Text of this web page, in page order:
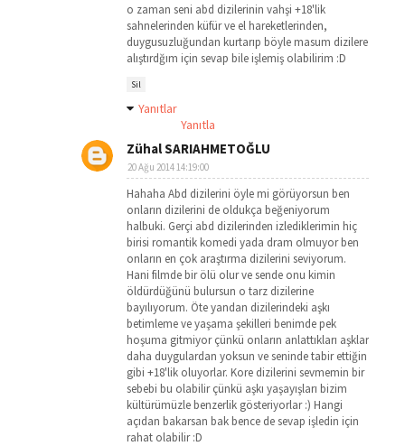
o zaman seni abd dizilerinin vahşi +18'lik
sahnelerinden küfür ve el hareketlerinden,
duygusuzluğundan kurtarıp böyle masum dizilere
alıştırdğım için sevap bile işlemiş olabilirim :D
Sil
Yanıtlar
Yanıtla
Zühal SARIAHMETOĞLU
20 Ağu 2014 14:19:00
Hahaha Abd dizilerini öyle mi görüyorsun ben
onların dizilerini de oldukça beğeniyorum
halbuki. Gerçi abd dizilerinden izlediklerimin hiç
birisi romantik komedi yada dram olmuyor ben
onların en çok araştırma dizilerini seviyorum.
Hani filmde bir ölü olur ve sende onu kimin
öldürdüğünü bulursun o tarz dizilerine
bayılıyorum. Öte yandan dizilerindeki aşkı
betimleme ve yaşama şekilleri benimde pek
hoşuma gitmiyor çünkü onların anlattıkları aşklar
daha duygulardan yoksun ve seninde tabir ettiğin
gibi +18'lik oluyorlar. Kore dizilerini sevmemin bir
sebebi bu olabilir çünkü aşkı yaşayışları bizim
kültürümüzle benzerlik gösteriyorlar :) Hangi
açıdan bakarsan bak bence de sevap işledin için
rahat olabilir :D